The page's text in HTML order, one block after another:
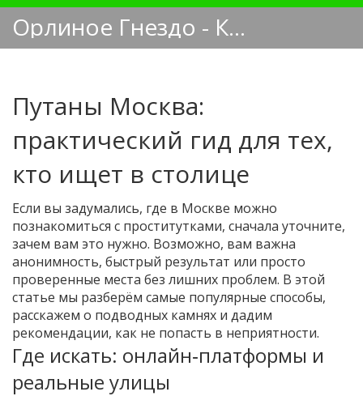
Орлиное Гнездо - Кинологический блог
Путаны Москва:
практический гид для тех,
кто ищет в столице
Если вы задумались, где в Москве можно
познакомиться с проститутками, сначала уточните,
зачем вам это нужно. Возможно, вам важна
анонимность, быстрый результат или просто
проверенные места без лишних проблем. В этой
статье мы разберём самые популярные способы,
расскажем о подводных камнях и дадим
рекомендации, как не попасть в неприятности.
Где искать: онлайн‑платформы и
реальные улицы